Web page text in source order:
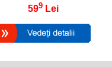
599 Lei